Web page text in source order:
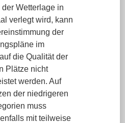
Wetterlage in
verlegt wird, kann
der
im
die Qualität der
Plätze nicht
werden. Auf
der niedrigeren
muss
mit teilweise